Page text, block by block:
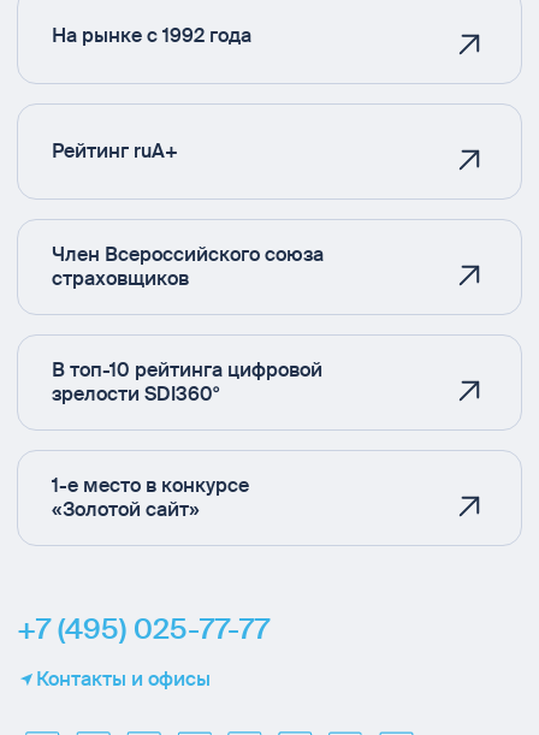
На рынке с 1992 года
Рейтинг ruA+
Член Всероссийского союза
страховщиков
В топ-10 рейтинга цифровой
зрелости SDI360°
1-е место в конкурсе
«Золотой сайт»
+7 (495) 025-77-77
Контакты и офисы